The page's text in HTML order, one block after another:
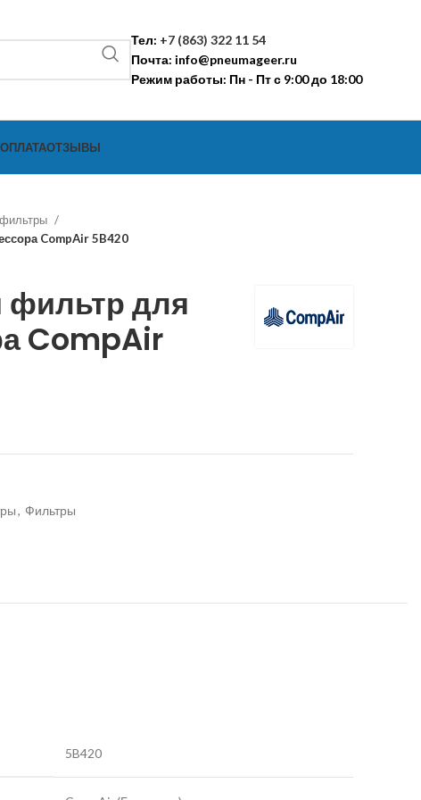
Тел: +7 (863) 322 11 54
Почта: info@pneumageer.ru
Режим работы: Пн - Пт с 9:00 до 18:00
ОПЛАТАОТЗЫВЫ
CompAir 5B420
для
CompAir
, Фильтры
5B420